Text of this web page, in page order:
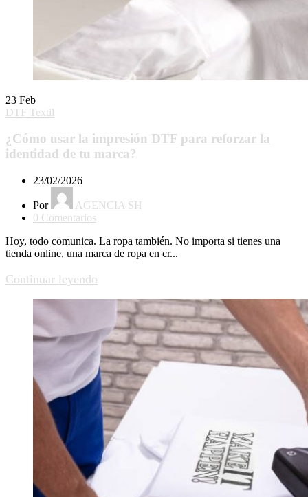
23 Feb
DTF Textil
¿Cómo usar la impresión DTF para reforzar la
identidad de tu marca?
23/02/2026
Por
AGENCIA SH
0 Comentarios
Hoy, todo comunica. La ropa también. No importa si tienes una
tienda online, una marca de ropa en cr...
Continuar leyendo